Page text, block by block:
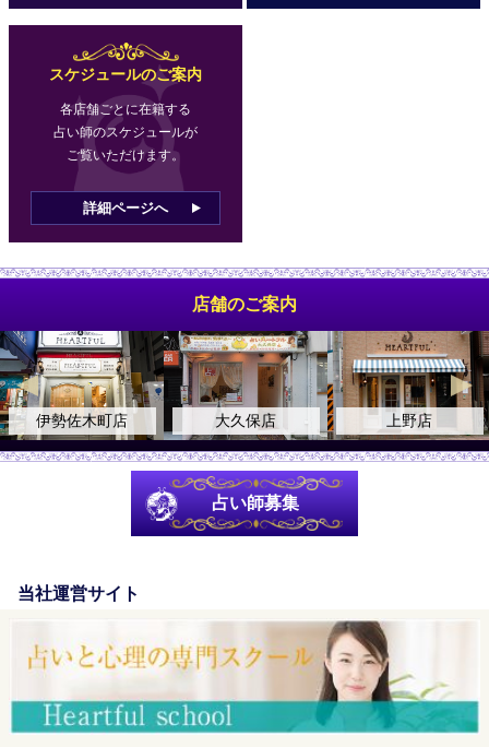
スケジュールのご案内
各店舗ごとに在籍する
占い師のスケジュールが
ご覧いただけます。
詳細ページへ
店舗のご案内
伊勢佐木町店 大久保店 上野店
占い師募集
当社運営サイト